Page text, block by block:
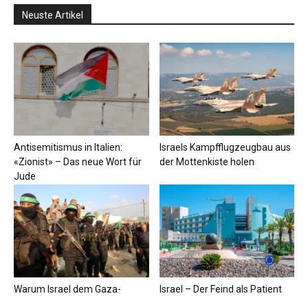
Neuste Artikel
Antisemitismus in Italien:
«Zionist» – Das neue Wort für
Jude
Israels Kampfflugzeugbau aus
der Mottenkiste holen
Warum Israel dem Gaza-
Israel – Der Feind als Patient